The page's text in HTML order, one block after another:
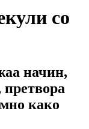
со
начин,
претвора
како